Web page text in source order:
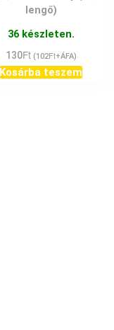
lengő)
36 készleten.
130Ft (102Ft+ÁFA)
Kosárba teszem